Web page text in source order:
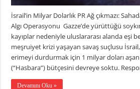
İsrail’in Milyar Dolarlık PR Ağ çıkmazı:
Algı Operasyonu Gazze’de yürüttüğü
kayıplar nedeniyle uluslararası alanda eşi
meşruiyet krizi yaşayan savaş suçlusu
erimeyi durdurmak için 1 milyar doları
(“Hasbara”) bütçesini devreye soktu.
Devamını Oku »